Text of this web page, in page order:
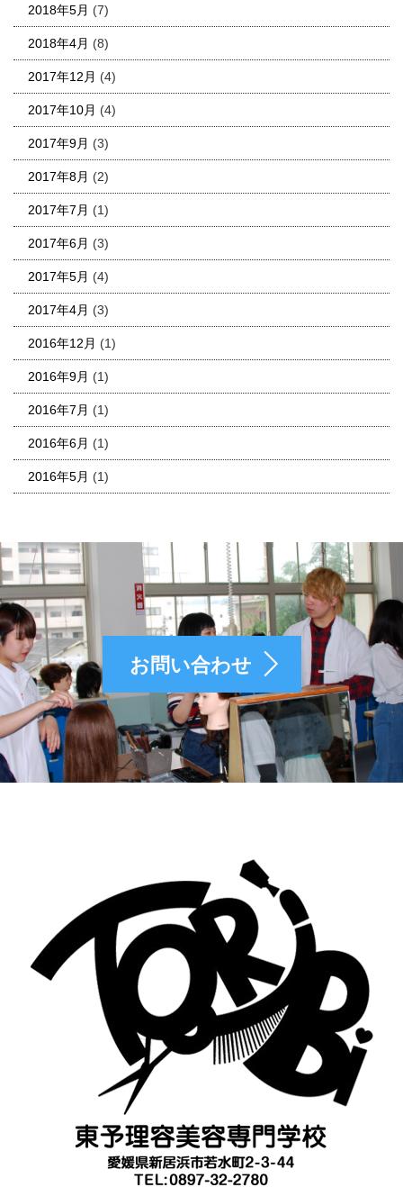
2018年5月 (7)
2018年4月 (8)
2017年12月 (4)
2017年10月 (4)
2017年9月 (3)
2017年8月 (2)
2017年7月 (1)
2017年6月 (3)
2017年5月 (4)
2017年4月 (3)
2016年12月 (1)
2016年9月 (1)
2016年7月 (1)
2016年6月 (1)
2016年5月 (1)
お問い合わせ